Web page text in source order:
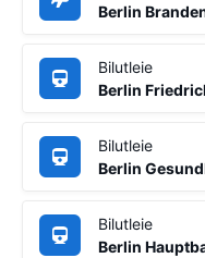
Berlin
Bilutleie
Berlin
Bilutleie
Berlin
Bilutleie
Berlin